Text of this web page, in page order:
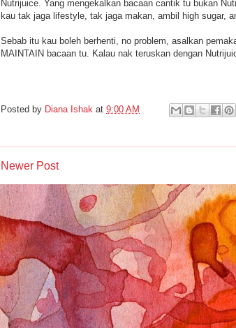
Nutrijuice. Yang mengekalkan bacaan cantik tu bukan
kau tak jaga lifestyle, tak jaga makan, ambil high sugar,
Sebab itu kau boleh berhenti, no problem, asalkan
MAINTAIN bacaan tu. Kalau nak teruskan dengan
Posted by Diana Ishak at 9:00 AM
Newer Post